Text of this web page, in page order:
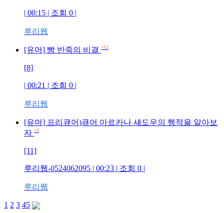
| 00:15 | 조회 0 |
루리웹
[유머] 빵 반죽의 비결 +12
[8]
| 00:21 | 조회 0 |
루리웹
[유머] 프리큐어)큐어 아르카나 섀도우의 행적을 알아보
자 +3
[11]
루리웹-0524062095 | 00:23 | 조회 0 |
루리웹
1 2 3 45